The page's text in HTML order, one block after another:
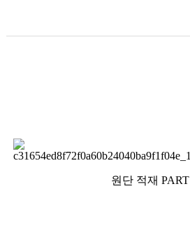
원단 적재 PART